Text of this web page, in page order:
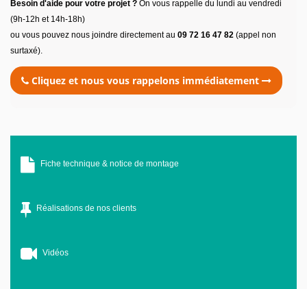
Besoin d'aide pour votre projet ? On vous rappelle du lundi au vendredi
(9h-12h et 14h-18h)
ou vous pouvez nous joindre directement au 09 72 16 47 82 (appel non
surtaxé).
Cliquez et nous vous rappelons immédiatement
Fiche technique & notice de montage
Réalisations de nos clients
Vidéos